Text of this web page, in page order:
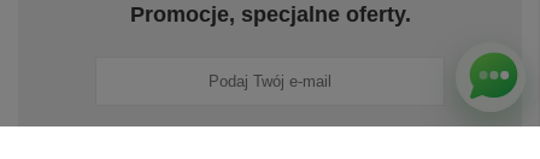
Promocje, specjalne oferty.